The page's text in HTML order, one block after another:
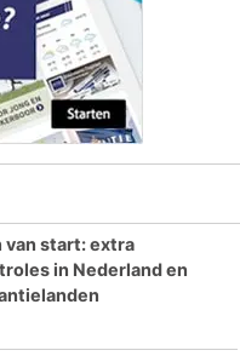
van start: extra
in Nederland en